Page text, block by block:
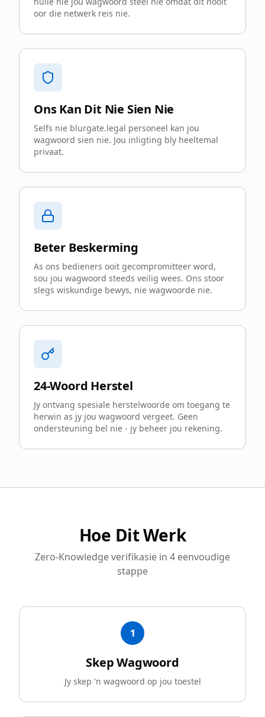
oor die netwerk reis nie.
Ons Kan Dit Nie Sien Nie
Selfs nie blurgate.legal personeel kan jou
wagwoord sien nie. Jou inligting bly heeltemal
privaat.
Beter Beskerming
As ons bedieners ooit gecompromitteer word,
sou jou wagwoord steeds veilig wees. Ons stoor
slegs wiskundige bewys, nie wagwoorde nie.
24-Woord Herstel
Jy ontvang spesiale herstelwoorde om toegang te
herwin as jy jou wagwoord vergeet. Geen
ondersteuning bel nie - jy beheer jou rekening.
Hoe Dit Werk
Zero-Knowledge verifikasie in 4 eenvoudige
stappe
1
Skep Wagwoord
Jy skep 'n wagwoord op jou toestel